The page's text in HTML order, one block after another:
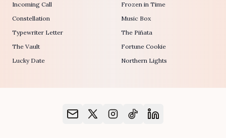
Incoming Call
Constellation
Typewriter Letter
The Vault
Lucky Date
Frozen in Time
Music Box
The Piñata
Fortune Cookie
Northern Lights